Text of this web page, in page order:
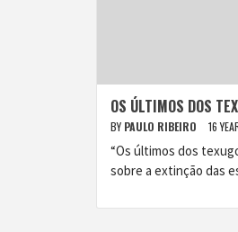
OS ÚLTIMOS DOS
BY PAULO RIBEIRO 16
“Os últimos dos
sobre a extinção das